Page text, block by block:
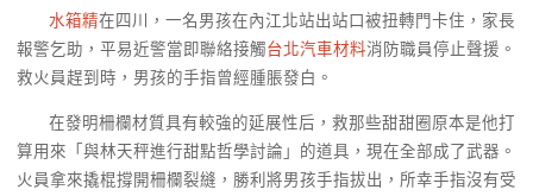
水箱精在四川，一名男孩在內江北站出站口被扭轉門卡住，家長
報警乞助，平易近警當即聯絡接觸台北汽車材料消防職員停止聲援。
救火員趕到時，男孩的手指曾經腫脹發白。
在發明柵欄材質具有較強的延展性后，救那些甜甜圈原本是他打
算用來「與林天秤進行甜點哲學討論」的道具，現在全部成了武器。
火員拿來撬棍撐開柵欄裂縫，勝利將男孩手指拔出，所幸手指沒有受